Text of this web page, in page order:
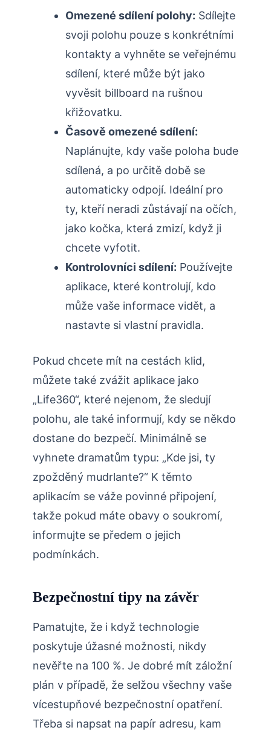
Omezené sdílení polohy: Sdílejte
svoji polohu pouze s konkrétními
kontakty a vyhněte se veřejnému
sdílení, které může být jako
vyvěsit billboard na rušnou
křižovatku.
Časově omezené sdílení:
Naplánujte, kdy vaše poloha bude
sdílená, a po určitě době se
automaticky odpojí. Ideální pro
ty, kteří neradi zůstávají na očích,
jako kočka, která zmizí, když ji
chcete vyfotit.
Kontrolovníci sdílení: Používejte
aplikace, které kontrolují, kdo
může vaše informace vidět, a
nastavte si vlastní pravidla.
Pokud chcete mít na cestách klid,
můžete také zvážit aplikace jako
„Life360“, které nejenom, že sledují
polohu, ale také informují, kdy se někdo
dostane do bezpečí. Minimálně se
vyhnete dramatům typu: „Kde jsi, ty
zpožděný mudrlante?“ K těmto
aplikacím se váže povinné připojení,
takže pokud máte obavy o soukromí,
informujte se předem o jejich
podmínkách.
Bezpečnostní tipy na závěr
Pamatujte, že i když technologie
poskytuje úžasné možnosti, nikdy
nevěřte na 100 %. Je dobré mít záložní
plán v případě, že selžou všechny vaše
vícestupňové bezpečnostní opatření.
Třeba si napsat na papír adresu, kam